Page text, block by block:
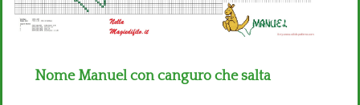
Thun
Nome Manuel con canguro che salta